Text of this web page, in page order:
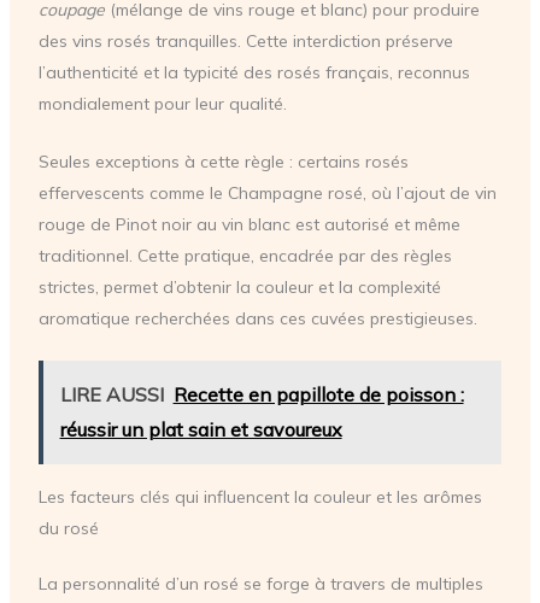
coupage(mélange de vins rouge et blanc) pour produire
des vins rosés tranquilles. Cette interdiction préserve
l’authenticité et la typicité des rosés français, reconnus
mondialement pour leur qualité.
Seules exceptions à cette règle : certains rosés
effervescents comme le Champagne rosé, où l’ajout de vin
rouge de Pinot noir au vin blanc est autorisé et même
traditionnel. Cette pratique, encadrée par des règles
strictes, permet d’obtenir la couleur et la complexité
aromatique recherchées dans ces cuvées prestigieuses.
LIRE AUSSI Recette en papillote de poisson :
réussir un plat sain et savoureux
Les facteurs clés qui influencent la couleur et les arômes
du rosé
La personnalité d’un rosé se forge à travers de multiples